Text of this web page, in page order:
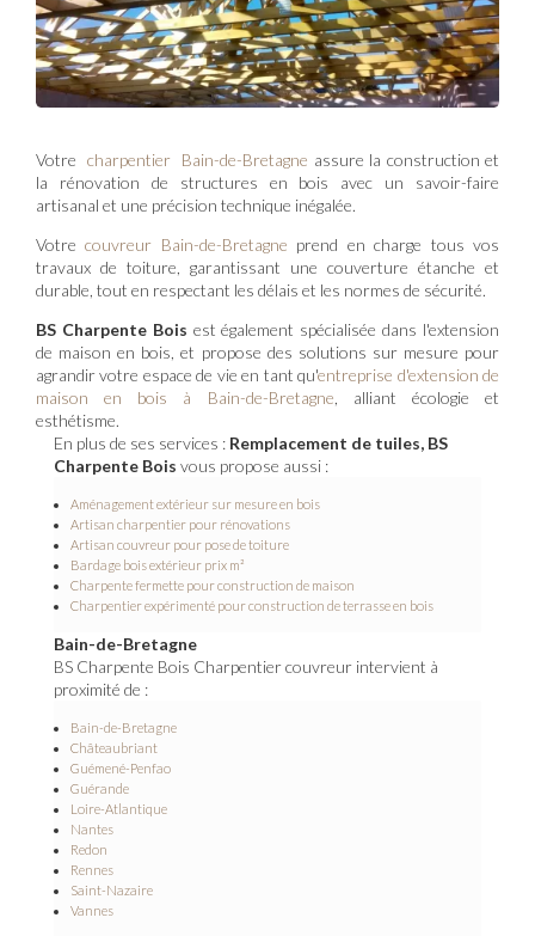
Votre charpentier Bain-de-Bretagne assure la construction et
la rénovation de structures en bois avec un savoir-faire
artisanal et une précision technique inégalée.
Votrecouvreur Bain-de-Bretagne prend en charge tous vos
travaux de toiture, garantissant une couverture étanche et
durable, tout en respectant les délais et les normes de sécurité.
BS Charpente Bois est également spécialisée dans l'extension
de maison en bois, et propose des solutions sur mesure pour
agrandir votre espace de vie en tant qu'entreprise d'extension de
maison en bois à Bain-de-Bretagne , alliant écologie et
esthétisme.
En plus de ses services : Remplacement de tuiles, BS
Charpente Bois vous propose aussi :
Aménagement extérieur sur mesure en bois
Artisan charpentier pour rénovations
Artisan couvreur pour pose de toiture
Bardage bois extérieur prix m²
Charpente fermette pour construction de maison
Charpentier expérimenté pour construction de terrasse en bois
Bain-de-Bretagne
BS Charpente Bois Charpentier couvreur intervient à
proximité de :
Bain-de-Bretagne
Châteaubriant
Guémené-Penfao
Guérande
Loire-Atlantique
Nantes
Redon
Rennes
Saint-Nazaire
Vannes